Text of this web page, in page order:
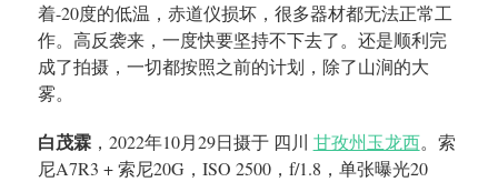
着-20度的低温，赤道仪损坏，很多器材都无法正常工
作。高反袭来，一度快要坚持不下去了。还是顺利完
成了拍摄，一切都按照之前的计划，除了山涧的大
雾。
白茂霖，2022年10月29日摄于 四川 甘孜州玉龙西。索
尼A7R3 + 索尼20G，ISO 2500，f/1.8，单张曝光20